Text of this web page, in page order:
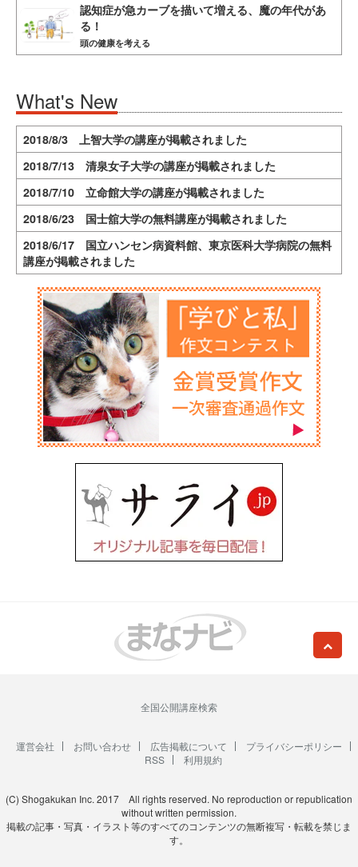
認知症が急カーブを描いて増える、魔の年代があ
る！
頭の健康を考える
What's New
2018/8/3 上智大学の講座が掲載されました
2018/7/13 清泉女子大学の講座が掲載されました
2018/7/10 立命館大学の講座が掲載されました
2018/6/23 国士舘大学の無料講座が掲載されました
2018/6/17 国立ハンセン病資料館、東京医科大学病院の無料
講座が掲載されました
全国公開講座検索
運営会社 お問い合わせ 広告掲載について
プライバシーポリシー
RSS
利用規約
(C) Shogakukan Inc. 2017 All rights reserved. No reproduction or republication
without written permission.
掲載の記事・写真・イラスト等のすべてのコンテンツの無断複写・転載を禁じま
す。